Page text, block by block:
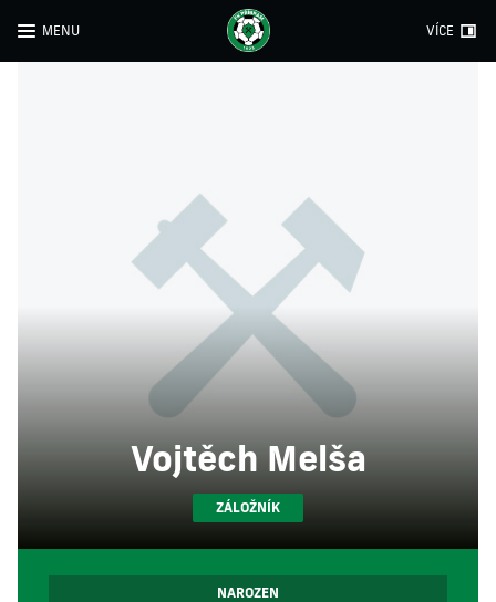
MENU VÍCE
Vojtěch Melša
ZÁLOŽNÍK
NAROZEN